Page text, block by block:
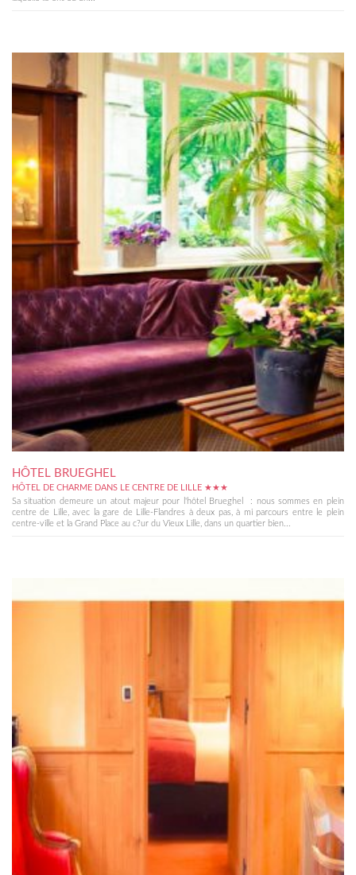
HÔTEL BRUEGHEL
HÔTEL DE CHARME DANS LE CENTRE DE LILLE ★★★
Sa situation demeure un atout majeur pour l'hôtel Brueghel : nous sommes en plein
centre de Lille, avec la gare de Lille-Flandres à deux pas, à mi parcours entre le plein
centre-ville et la Grand Place au c?ur du Vieux Lille, dans un quartier bien...